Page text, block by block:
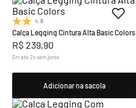
4.8
Calça Legging Cintura Alta Basic Colors
R$239,90
Em até2xsem juros
Adicionar na sacola